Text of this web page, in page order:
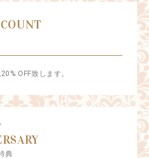
OFF致します。
典